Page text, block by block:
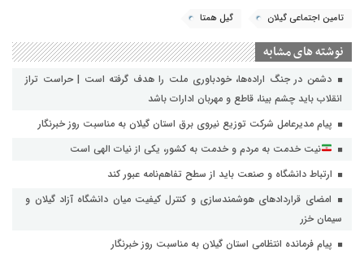
تامین اجتماعی گیلان گیل همتا
نوشته های مشابه
دشمن در جنگ اراده‌ها، خودباوری ملت را هدف گرفته است | حراست تراز
انقلاب باید چشم بینا، قاطع و مهربان ادارات باشد
پیام مدیرعامل شرکت توزیع نیروی برق استان گیلان به مناسبت روز خبرنگار ‌
نیت خدمت به مردم و خدمت به کشور، یکی از نیات الهی است
ارتباط دانشگاه و صنعت باید از سطح تفاهم‌نامه عبور کند
امضای قراردادهای هوشمندسازی و کنترل کیفیت میان دانشگاه آزاد گیلان و
سیمان خزر
پیام فرمانده انتظامی استان گیلان به مناسبت روز خبرنگار